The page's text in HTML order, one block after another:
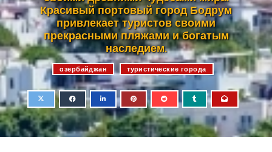
Красивый портовый город Бодрум
привлекает туристов своими
прекрасными пляжами и богатым
наследием.
aзербайджан туристические города